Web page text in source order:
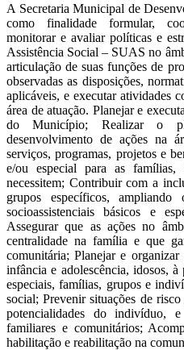
A Secretaria Municipal de
como finalidade formular,
monitorar e avaliar políticas e
Assistência Social – SUAS no
articulação de suas funções de
observadas as disposições,
aplicáveis, e executar atividades
área de atuação. Planejar e
do Município; Realizar o
desenvolvimento de ações na
serviços, programas, projetos e
e/ou especial para as
necessitem; Contribuir com a
grupos específicos,
socioassistenciais básicos e
Assegurar que as ações no
centralidade na família e que
comunitária; Planejar e
infância e adolescência, idosos, à
especiais, famílias, grupos e
social; Prevenir situações de
potencialidades do indivíduo,
familiares e comunitários;
habilitação e reabilitação na